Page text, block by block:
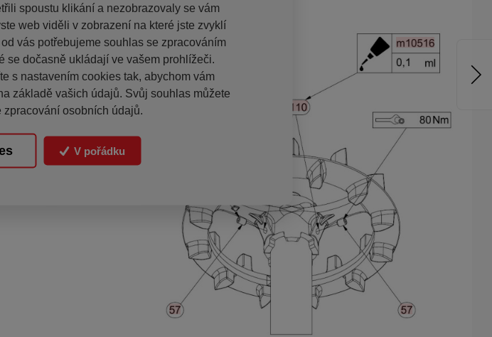
spoustu klikání a nezobrazovaly se vám
web viděli v zobrazení na které jste zvyklí
vás potřebujeme souhlas se zpracováním
se dočasně ukládají ve vašem prohlížeči.
s nastavením cookies tak, abychom vám
základě vašich údajů. Svůj souhlas můžete
zpracování osobních údajů.
V pořádku